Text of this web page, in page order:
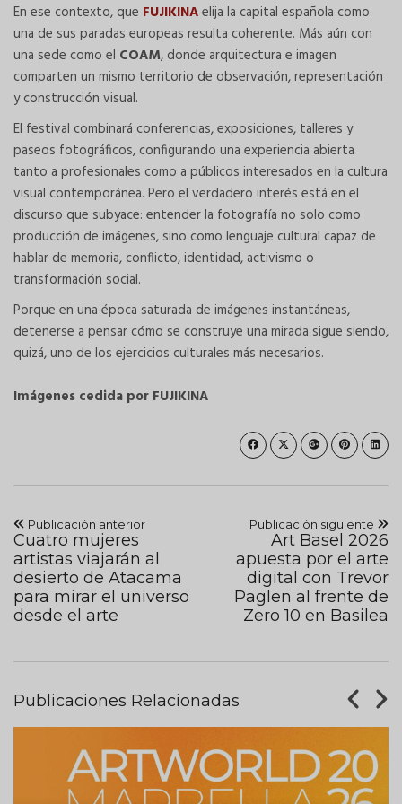
En ese contexto, que FUJIKINAelija la capital española como
una de sus paradas europeas resulta coherente. Más aún con
una sede como el COAM, donde arquitectura e imagen
comparten un mismo territorio de observación, representación
y construcción visual.
El festival combinará conferencias, exposiciones, talleres y
paseos fotográficos, configurando una experiencia abierta
tanto a profesionales como a públicos interesados en la cultura
visual contemporánea. Pero el verdadero interés está en el
discurso que subyace: entender la fotografía no solo como
producción de imágenes, sino como lenguaje cultural capaz de
hablar de memoria, conflicto, identidad, activismo o
transformación social.
Porque en una época saturada de imágenes instantáneas,
detenerse a pensar cómo se construye una mirada sigue siendo,
quizá, uno de los ejercicios culturales más necesarios.
Imágenes cedida por FUJIKINA
Publicación anterior
Cuatro mujeres
artistas viajarán al
desierto de Atacama
para mirar el universo
desde el arte
Publicación siguiente
Art Basel 2026
apuesta por el arte
digital con Trevor
Paglen al frente de
Zero 10 en Basilea
Publicaciones Relacionadas